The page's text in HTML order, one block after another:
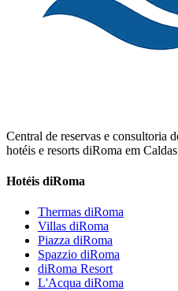
Central de reservas e consultoria
hotéis e resorts diRoma em
Hotéis diRoma
Thermas diRoma
Villas diRoma
Piazza diRoma
Spazzio diRoma
diRoma Resort
L'Acqua diRoma